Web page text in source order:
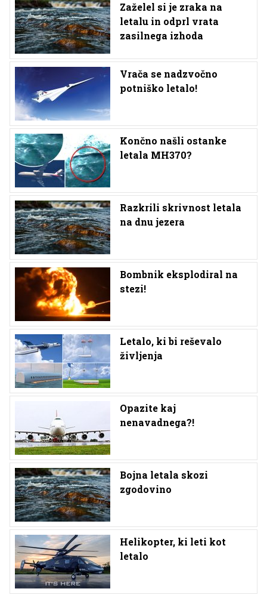
Zaželel si je zraka na
letalu in odprl vrata
zasilnega izhoda
Vrača se nadzvočno
potniško letalo!
Končno našli ostanke
letala MH370?
Razkrili skrivnost letala
na dnu jezera
Bombnik eksplodiral na
stezi!
Letalo, ki bi reševalo
življenja
Opazite kaj
nenavadnega?!
Bojna letala skozi
zgodovino
Helikopter, ki leti kot
letalo